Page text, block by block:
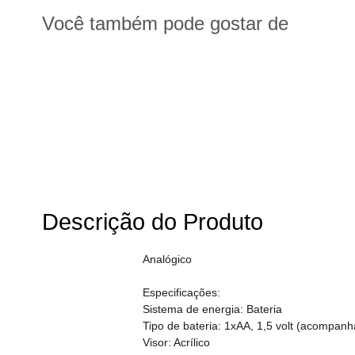
Você também pode gostar de
Descrição do Produto
Analógico
Especificações:
Sistema de energia: Bateria
Tipo de bateria: 1xAA, 1,5 volt
Visor: Acrílico